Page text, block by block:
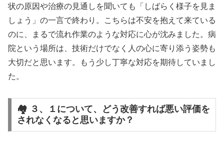
状の原因や治療の見通しを聞いても「しばらく様子を見ま
しょう」の一言で終わり。こちらは不安を抱えて来ている
のに、まるで流れ作業のような対応に心が沈みました。病
院という場所は、技術だけでなく人の心に寄り添う姿勢も
大切だと思います。もう少し丁寧な対応を期待していまし
た。
🏘️ ３、１について、どう改善すれば悪い評価を
されなくなると思いますか？